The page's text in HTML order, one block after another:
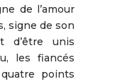
de l’amour
signe de son
d’être unis
les fiancés
points